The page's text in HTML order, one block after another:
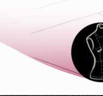
springen
Zum
Inhalt
springen